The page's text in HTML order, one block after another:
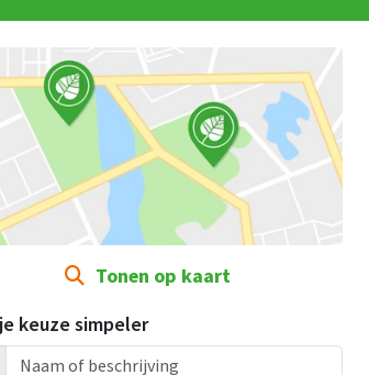
Tonen op kaart
keuze simpeler